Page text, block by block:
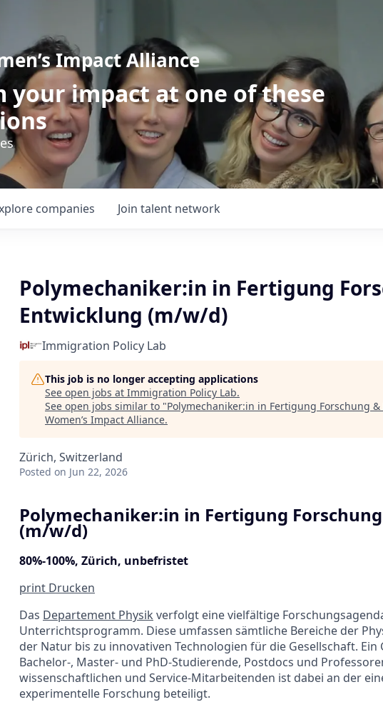
Impact Alliance
your impact at one of these
companies Join talent network
Polymechaniker:in in Fertigung
Entwicklung (m/w/d)
Immigration Policy Lab
This job is no longer accepting applications
See open jobs at Immigration Policy Lab.
See open jobs similar to "Polymechaniker:in in Fertigung Forschung
Women’s Impact Alliance.
Zürich, Switzerland
Posted on Jun 22, 2026
Polymechaniker:in in Fertigung
(m/w/d)
80%-100%, Zürich, unbefristet
print Drucken
Das Departement Physik verfolgt eine vielfältige
Unterrichtsprogramm. Diese umfassen sämtliche Bereiche der
der Natur bis zu innovativen Technologien für die Gesellschaft.
Bachelor-, Master- und PhD-Studierende, Postdocs und
wissenschaftlichen und Service-Mitarbeitenden ist dabei an der
experimentelle Forschung beteiligt.